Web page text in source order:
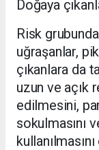
Doğaya
Risk
uğraşanlar,
çıkanlara da
uzun ve açık
edilmesini,
sokulmasını